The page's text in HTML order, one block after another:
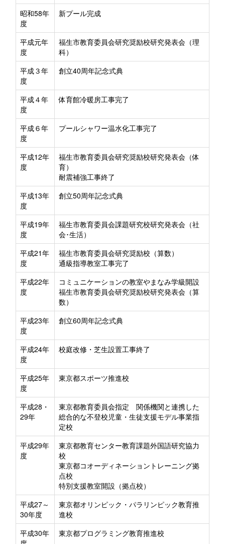
昭和58年
度
新プール完成
平成元年
度
福生市教育委員会研究奨励校研究発表会（理
科）
平成３年
度
創立40周年記念式典
平成４年
度
体育館冷暖房工事完了
平成６年
度
プールシャワー温水化工事完了
平成12年
度
福生市教育委員会研究奨励校研究発表会（体
育）
耐震補強工事終了
平成13年
度
創立50周年記念式典
平成19年
度
福生市教育委員会課題研究校研究発表会（社
会･生活）
平成21年
度
福生市教育委員会研究奨励校（算数）
通級指導教室工事完了
平成22年
度
コミュニケーションの教室やまなみ学級開設
福生市教育委員会研究奨励校研究発表会（算
数）
平成23年
度
創立60周年記念式典
平成24年
度
校庭改修・芝生設置工事終了
平成25年
度
東京都スポーツ推進校
平成28・
29年
東京都教育委員会指定 関係機関と連携した
総合的な不登校児童・生徒支援モデル事業指
定校
平成29年
度
東京都教育センター教育課題外国語研究協力
校
東京都コオーディネーショントレーニング拠
点校
特別支援教室開設（拠点校）
平成27～
30年度
東京都オリンピック・パラリンピック教育推
進校
平成30年
東京都プログラミング教育推進校